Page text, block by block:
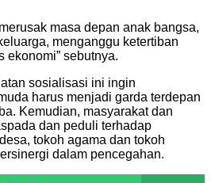
masa depan anak bangsa,
menganggu ketertiban
ekonomi” sebutnya.
sosialisasi ini ingin
harus menjadi garda terdepan
Kemudian, masyarakat dan
dan peduli terhadap
tokoh agama dan tokoh
dalam pencegahan.